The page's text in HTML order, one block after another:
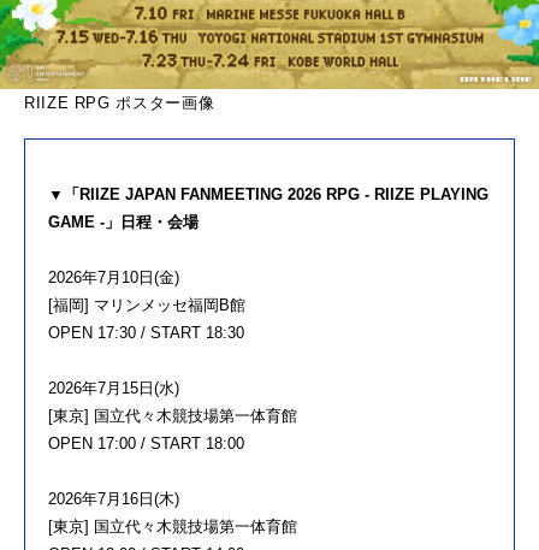
RIIZE RPG ポスター画像
▼「RIIZE JAPAN FANMEETING 2026 RPG - RIIZE PLAYING
GAME -」日程・会場
2026年7月10日(金)
[福岡] マリンメッセ福岡B館
OPEN 17:30 / START 18:30
2026年7月15日(水)
[東京] 国立代々木競技場第一体育館
OPEN 17:00 / START 18:00
2026年7月16日(木)
[東京] 国立代々木競技場第一体育館